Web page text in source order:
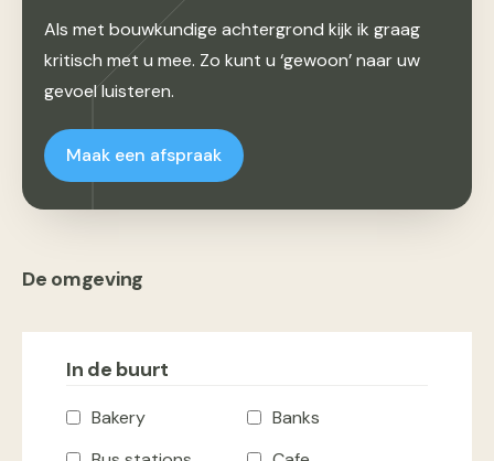
Als met bouwkundige achtergrond kijk ik graag
kritisch met u mee. Zo kunt u ‘gewoon’ naar uw
gevoel luisteren.
Maak een afspraak
De omgeving
In de buurt
Bakery
Banks